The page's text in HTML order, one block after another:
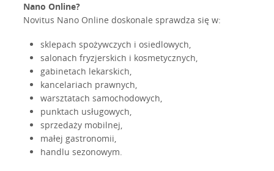
Nano Online?
Novitus Nano Online doskonale sprawdza się w:
sklepach spożywczych i osiedlowych,
salonach fryzjerskich i kosmetycznych,
gabinetach lekarskich,
kancelariach prawnych,
warsztatach samochodowych,
punktach usługowych,
sprzedaży mobilnej,
małej gastronomii,
handlu sezonowym.